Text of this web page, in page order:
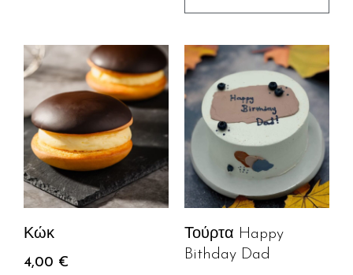
Κώκ
4,00 €
Τούρτα Happy
Bithday Dad